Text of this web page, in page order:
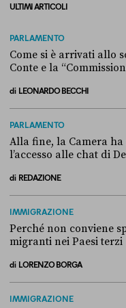
ULTIMI ARTICOLI
PARLAMENTO
Come si è arrivati allo
Conte e la
di LEONARDO BECCHI
PARLAMENTO
Alla fine, la Camera ha
l’accesso alle chat di
di REDAZIONE
IMMIGRAZIONE
Perché non conviene
migranti nei Paesi terzi
di LORENZO BORGA
IMMIGRAZIONE